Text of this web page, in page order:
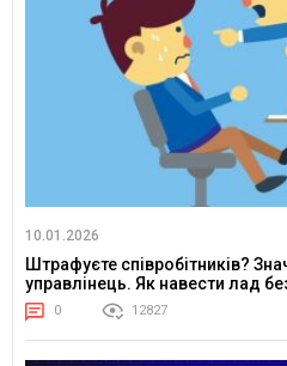
10.01.2026
Штрафуєте співробітників?
управлінець. Як навести лад
0 12827